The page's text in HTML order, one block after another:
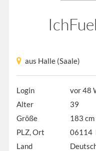
aus Halle (Saale)
Login
vor 48
Alter
39
Größe
183 cm
PLZ, Ort
06114
Land